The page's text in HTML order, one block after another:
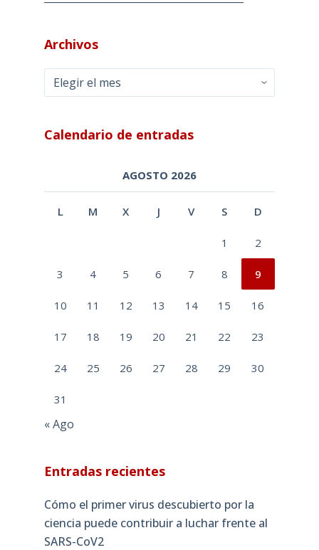
Archivos
Archivos
Calendario de entradas
AGOSTO 2026
L M X J V S D
1 2
3 4 5 6 7 8 9
10 11 12 13 14 15 16
17 18 19 20 21 22 23
24 25 26 27 28 29 30
31
« Ago
Entradas recientes
Cómo el primer virus descubierto por la
ciencia puede contribuir a luchar frente al
SARS-CoV2